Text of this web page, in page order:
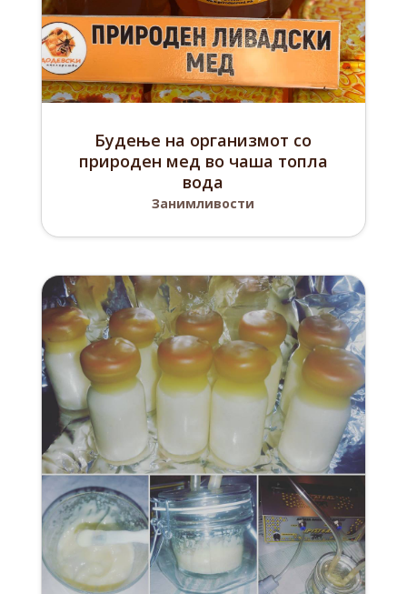
Будење на организмот со
природен мед во чаша топла
вода
Занимливости